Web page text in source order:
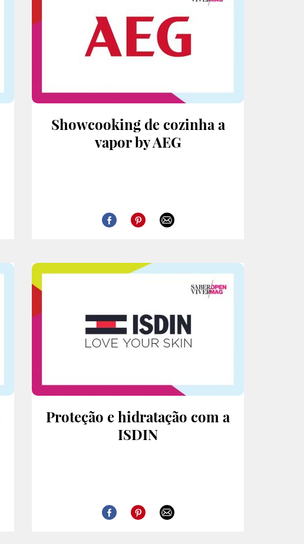
Showcooking de cozinha a
vapor by AEG
Proteção e hidratação com a
ISDIN